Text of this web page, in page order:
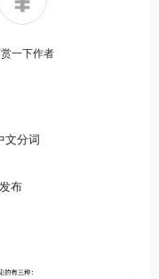
一下作者
文分词
布